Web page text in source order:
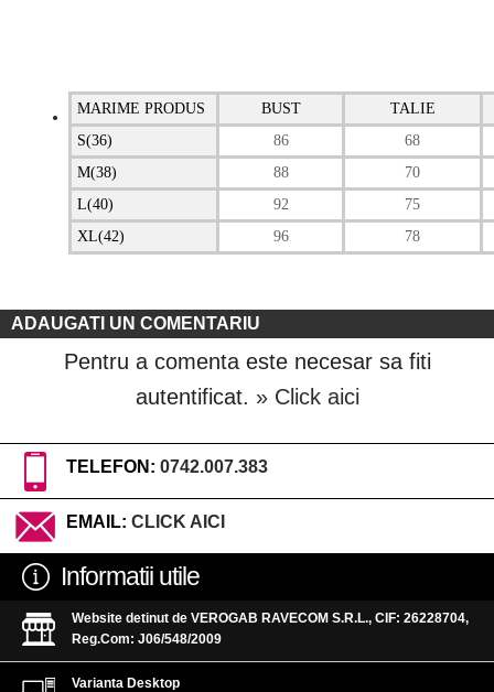
MARIME PRODUS BUST
TALIE
S(36)
86
68
M(38)
88
70
L(40)
92
75
XL(42)
96 78
ADAUGATI UN COMENTARIU
Pentru a comenta este necesar sa fiti
autentificat. » Click aici
TELEFON: 0742.007.383
EMAIL: CLICK AICI
Informatii utile
Website detinut de VEROGAB RAVECOM S.R.L., CIF: 26228704,
Reg.Com: J06/548/2009
Varianta Desktop